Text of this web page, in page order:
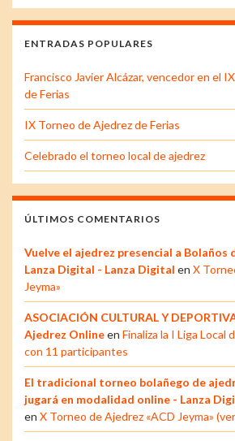
ENTRADAS POPULARES
Francisco Javier Alcázar, vencedor en el
de Ferias
IX Torneo de Ajedrez de Ferias
Celebrado el torneo local de ajedrez
ÚLTIMOS COMENTARIOS
Vuelve el ajedrez presencial a Bolaños
Lanza Digital - Lanza Digital en X
Jeyma»
ASOCIACIÓN CULTURAL Y
Ajedrez Onlineen Finaliza la I Liga Local
con 11 participantes
El tradicional torneo bolañego de
jugará en modalidad online - Lanza
en X Torneo de Ajedrez «ACD Jeyma»